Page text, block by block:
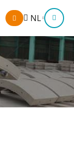
Mijn
omgeving
NL